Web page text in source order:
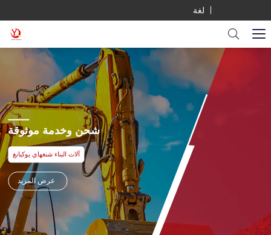
لغة
شحن وخدمة موثوقة
آلات البناء شنغهاي يوكيانغ
عرض المزيد